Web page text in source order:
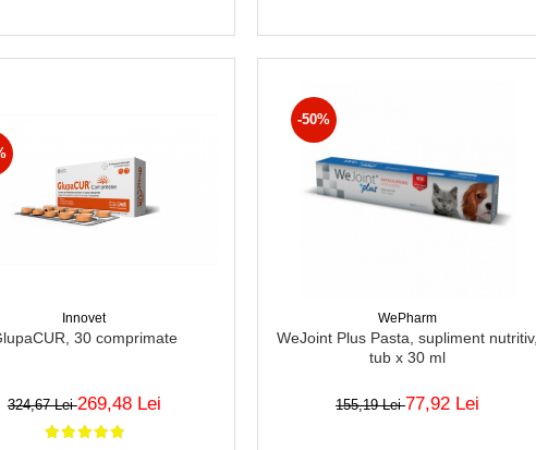
Innovet
30 comprimate
324,67 Lei269,48 Lei
-50%
WePharm
WeJoint Plus Pasta, supliment nutritiv,
tub x 30 ml
155,19 Lei77,92 Lei